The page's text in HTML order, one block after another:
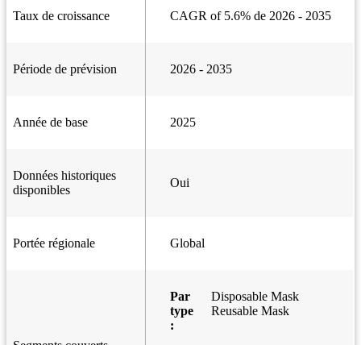
Taux de croissance CAGR of 5.6% de 2026 - 2035
Période de prévision 2026 - 2035
Année de base 2025
Données historiques
disponibles
Oui
Portée régionale Global
Par
type
:
Disposable Mask
Reusable Mask